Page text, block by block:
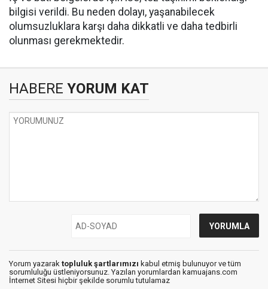
bilgisi verildi. Bu neden dolayı, yaşanabilecek
olumsuzluklara karşı daha dikkatli ve daha tedbirli
olunması gerekmektedir.
HABERE YORUM KAT
Yorum yazarak topluluk şartlarımızı kabul etmiş bulunuyor ve tüm
sorumluluğu üstleniyorsunuz. Yazılan yorumlardan kamuajans.com
İnternet Sitesi hiçbir şekilde sorumlu tutulamaz